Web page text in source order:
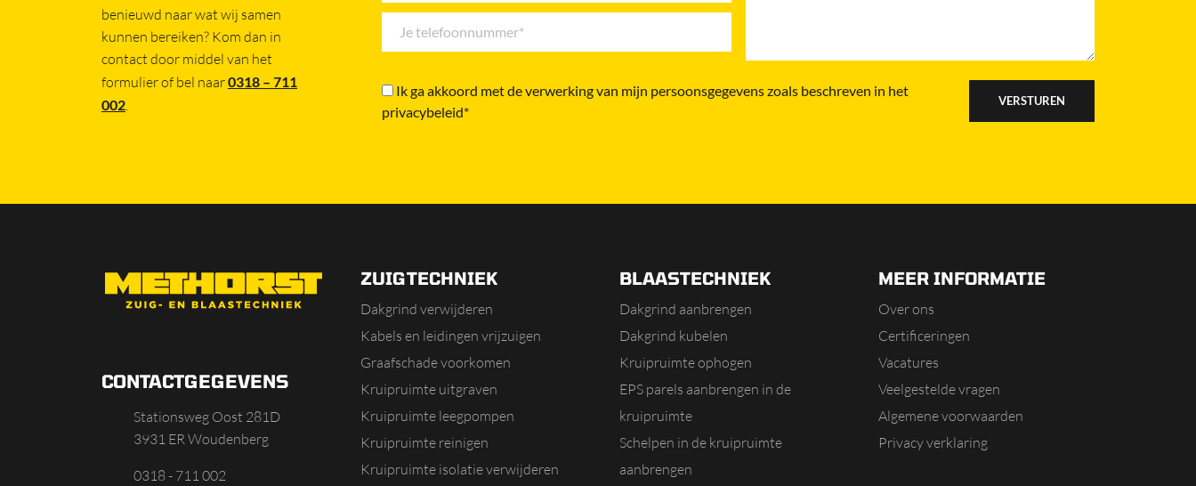
benieuwd naar wat wij samen
kunnen bereiken? Kom dan in
contact door middel van het
formulier of bel naar0318 – 711
002.
Ik ga akkoord met de verwerking van mijn persoonsgegevens zoals beschreven in het
privacybeleid*
CONTACTGEGEVENS
Stationsweg Oost 281D
3931 ER Woudenberg
0318 - 711 002
ZUIGTECHNIEK
Dakgrind verwijderen
Kabels en leidingen vrijzuigen
Graafschade voorkomen
Kruipruimte uitgraven
Kruipruimte leegpompen
Kruipruimte reinigen
Kruipruimte isolatie verwijderen
BLAASTECHNIEK
Dakgrind aanbrengen
Dakgrind kubelen
Kruipruimte ophogen
EPS parels aanbrengen in de
kruipruimte
Schelpen in de kruipruimte
aanbrengen
MEER INFORMATIE
Over ons
Certificeringen
Vacatures
Veelgestelde vragen
Algemene voorwaarden
Privacy verklaring